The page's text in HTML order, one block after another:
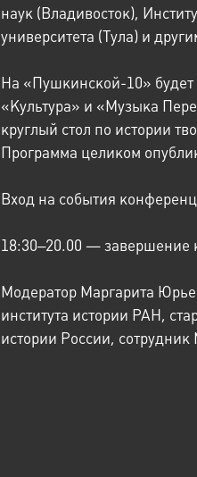
наук (Владивосток),
университета (Тула) и
На «Пушкинской-10»
«Культура» и «Музыка
круглый стол по истории
Программа целиком
Вход на события
18:30‒20.00 — завершение
Модератор Маргарита
института истории РАН,
истории России, сотрудник